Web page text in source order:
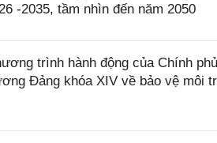
-2035, tầm nhìn đến năm 2050
trình hành động của Chính
Đảng khóa XIV về bảo vệ môi